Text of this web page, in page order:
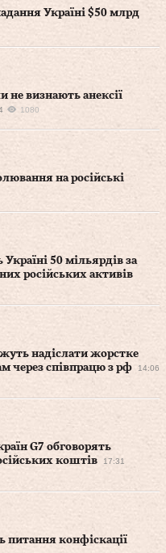
Україні $50 млрд
не визнають анексії
1080
на російські
50 мільярдів за
російських активів
надіслати жорстке
через співпрацю з рф
14:06
G7 обговорять
коштів
17:31
питання конфіскації